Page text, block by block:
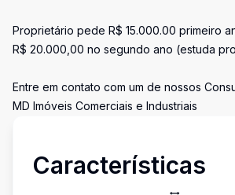
Proprietário pede R$ 15.000.00 primeiro
R$ 20.000,00 no segundo ano (estuda
Entre em contato com um de nossos
MD Imóveis Comerciais e Industriais
Características